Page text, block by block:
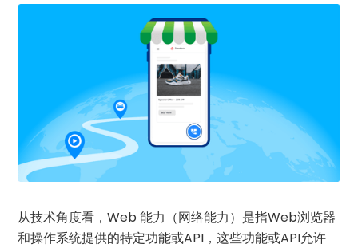
从技术角度看，Web 能力（网络能力）是指Web浏览器
和操作系统提供的特定功能或API，这些功能或API允许